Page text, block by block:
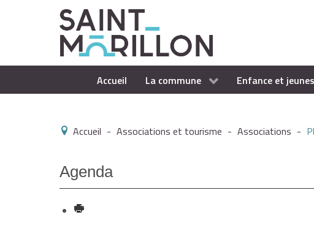
Accueil La commune Enfance et
Accueil - Associations et tourisme - Associations -
Agenda